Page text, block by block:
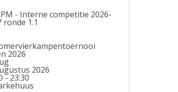
- Interne competitie 2026-
ronde 1.1
2026
2026
- 23:30